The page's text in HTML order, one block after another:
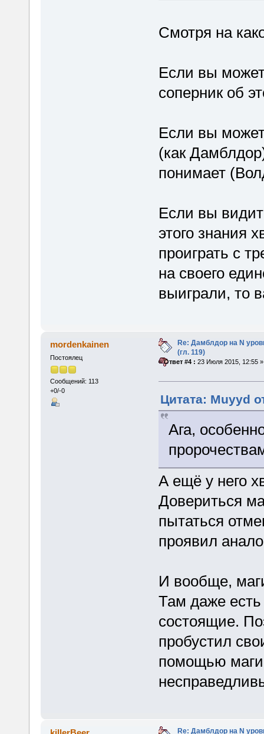
Смотря на
Если вы
соперник об
Если вы
(как
понимает
Если вы
этого знания
проиграть с
на своего
выиграли, то
mordenkainen
Постоялец
Сообщений: 113
+0/-0
Re: Дамблдор на N
(гл. 119)
«Ответ #4 : 23 Июля 2015, 12:55 »
Цитата: Muyyd
Ага,
А ещё у него
Довериться
пытаться
проявил
И вообще,
Там даже есть
состоящие.
пробустил
помощью
Re: Дамблдор на N